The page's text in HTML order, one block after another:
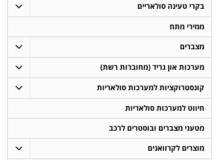
בקרי טעינה סולאריים
ממירי מתח
מצברים
מערכות און גריד (מחוברות רשת)
קונסטרוקציות למערכות סולאריות
חיווט למערכות סולאריות
מטעני מצברים ובוסטרים לרכב
מוצרים לקרוואנים